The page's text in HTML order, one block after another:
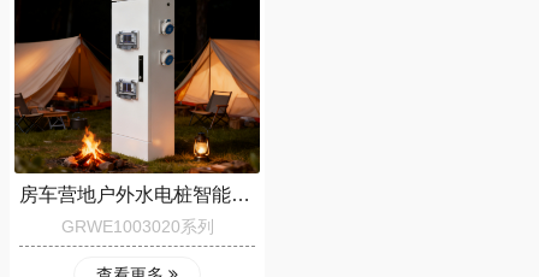
房车营地户外水电桩智能扫码水电桩厂家GRWE1003020
GRWE1003020系列